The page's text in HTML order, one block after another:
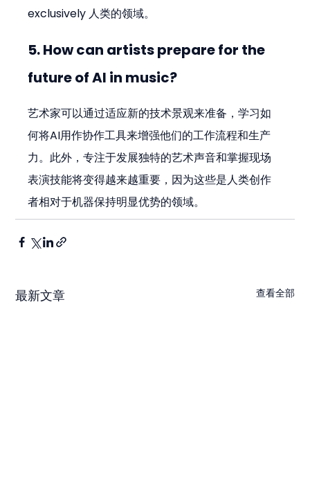
exclusively 人类的领域。
5. How can artists prepare for the
future of AI in music?
艺术家可以通过适应新的技术景观来准备，学习如
何将AI用作协作工具来增强他们的工作流程和生产
力。此外，专注于发展独特的艺术声音和掌握现场
表演技能将变得越来越重要，因为这些是人类创作
者相对于机器保持明显优势的领域。
最新文章 查看全部